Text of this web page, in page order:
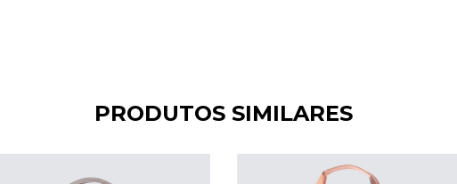
PRODUTOS SIMILARES